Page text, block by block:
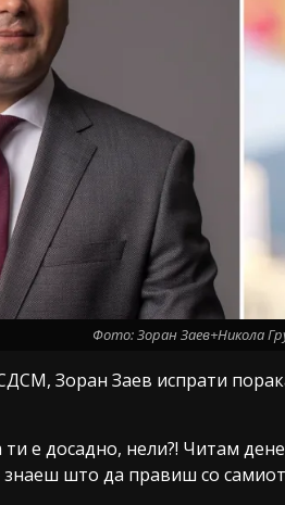
Фото: Зоран Заев+Никола
Зоран Заев испрати
е досадно, нели?! Читам
што да правиш со самиот